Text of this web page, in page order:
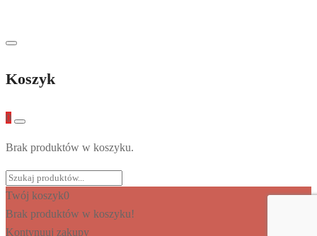
Koszyk
0
Brak produktów w koszyku.
Twój koszyk0
Brak produktów w koszyku!
Kontynuuj zakupy